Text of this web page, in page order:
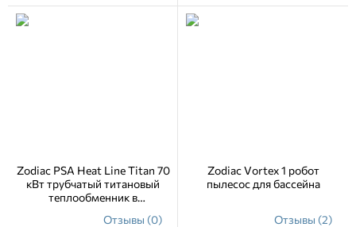
Zodiac PSA Heat Line Titan 70
кВт трубчатый титановый
теплообменник в
Отзывы (0)
Zodiac Vortex 1 робот
пылесос для бассейна
Отзывы (2)